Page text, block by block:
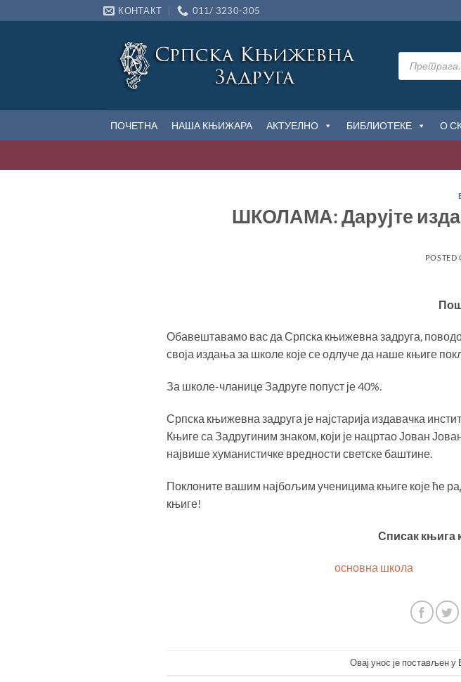
на
КОНТАКТ 011/ 3230-305
Products
search
ПОЧЕТНА НАША КЊИЖАРА АКТУЕЛНО БИБЛИОТЕКЕ О
ШКОЛАМА: Дарујте
POSTED
Обавештавамо вас да Српска књижевна задруга,
своја издања за школе које се одлуче да наше књиге
За школе-чланице Задруге попуст је 40%.
Српска књижевна задруга је најстарија издавачка
Књиге са Задругиним знаком, који је нацртао Јован
највише хуманистичке вредности светске баштине.
Поклоните вашим најбољим ученицима књиге које ће
књиге!
Списак књига
основна школа
Овај унос је постављен у